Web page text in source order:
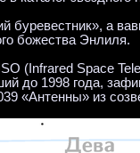
буревестник», а
божества Энлиля.
(Infrared Space
до 1998 года,
«Антенны» из